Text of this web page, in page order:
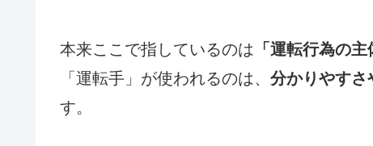
本来ここで指しているのは 「運転行為の主
「運転手」が使われるのは、 分かりやすさ
す。